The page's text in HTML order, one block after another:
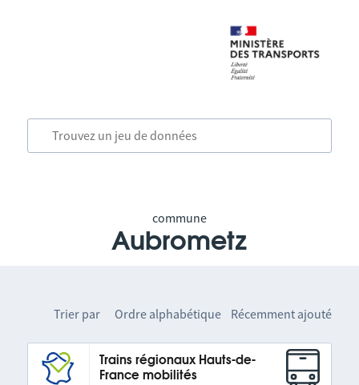
commune
Aubrometz
Trier par Ordre alphabétique Récemment ajouté
Trains régionaux Hauts-de-
France mobilités